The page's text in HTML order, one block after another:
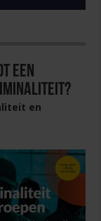
een
en